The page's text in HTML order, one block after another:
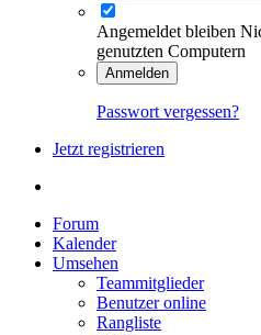
Angemeldet bleiben
genutzten Computern
Anmelden
Passwort vergessen?
Jetzt registrieren
Forum
Kalender
Umsehen
Teammitglieder
Benutzer online
Rangliste